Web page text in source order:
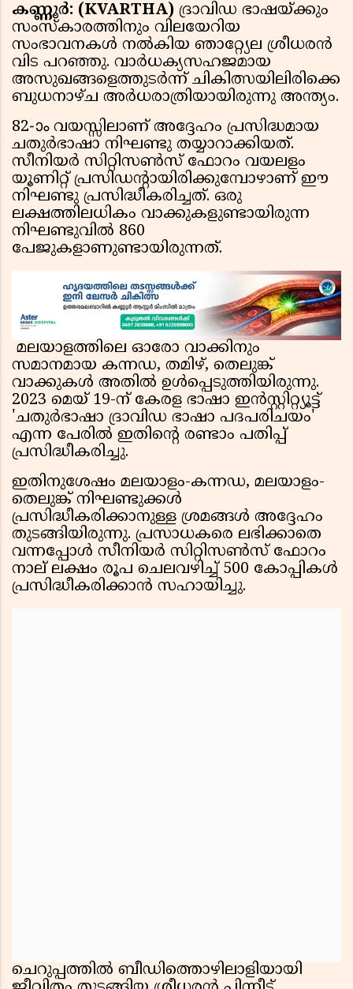
കണ്ണൂർ: (KVARTHA) ദ്രാവിഡ ഭാഷയ്ക്കും
സംസ്കാരത്തിനും വിലയേറിയ
സംഭാവനകൾ നൽകിയ ഞാറ്റ്യേല ശ്രീധരൻ
വിട പറഞ്ഞു. വാർധക്യസഹജമായ
അസുഖങ്ങളെത്തുടർന്ന് ചികിത്സയിലിരിക്കെ
ബുധനാഴ്ച അർധരാത്രിയായിരുന്നു അന്ത്യം.
82-ാം വയസ്സിലാണ് അദ്ദേഹം പ്രസിദ്ധമായ
ചതുർഭാഷാ നിഘണ്ടു തയ്യാറാക്കിയത്.
സീനിയർ സിറ്റിസൺസ് ഫോറം വയലളം
യൂണിറ്റ് പ്രസിഡൻ്റായിരിക്കുമ്പോഴാണ് ഈ
നിഘണ്ടു പ്രസിദ്ധീകരിച്ചത്. ഒരു
ലക്ഷത്തിലധികം വാക്കുകളുണ്ടായിരുന്ന
നിഘണ്ടുവിൽ 860
പേജുകളാണുണ്ടായിരുന്നത്.
മലയാളത്തിലെ ഓരോ വാക്കിനും
സമാനമായ കന്നഡ, തമിഴ്, തെലുങ്ക്
വാക്കുകൾ അതിൽ ഉൾപ്പെടുത്തിയിരുന്നു.
2023 മെയ് 19-ന് കേരള ഭാഷാ ഇൻസ്റ്റിറ്റ്യൂട്ട്
'ചതുർഭാഷാ ദ്രാവിഡ ഭാഷാ പദപരിചയം'
എന്ന പേരിൽ ഇതിന്റെ രണ്ടാം പതിപ്പ്
പ്രസിദ്ധീകരിച്ചു.
ഇതിനുശേഷം മലയാളം-കന്നഡ, മലയാളം-
തെലുങ്ക് നിഘണ്ടുക്കൾ
പ്രസിദ്ധീകരിക്കാനുള്ള ശ്രമങ്ങൾ അദ്ദേഹം
തുടങ്ങിയിരുന്നു. പ്രസാധകരെ ലഭിക്കാതെ
വന്നപ്പോൾ സീനിയർ സിറ്റിസൺസ് ഫോറം
നാല് ലക്ഷം രൂപ ചെലവഴിച്ച് 500 കോപ്പികൾ
പ്രസിദ്ധീകരിക്കാൻ സഹായിച്ചു.
ചെറുപ്പത്തിൽ ബീഡിത്തൊഴിലാളിയായി